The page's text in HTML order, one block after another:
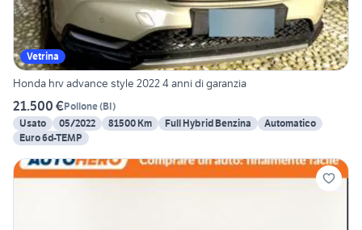
Vetrina
Honda hrv advance style 2022 4 anni di garanzia
21.500 €Pollone(BI)
Usato
05/2022 81500 Km Full Hybrid Benzina
Automatico
Euro 6d-TEMP